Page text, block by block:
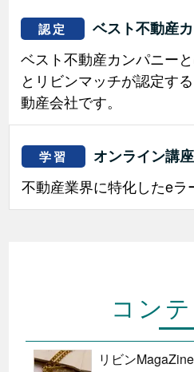
認定
ベスト不動産
ベスト不動産カンパニー
とリビンマッチが認定す
動産会社です。
学習
オンライン講座
不動産業界に特化したeラ
コン
リビン